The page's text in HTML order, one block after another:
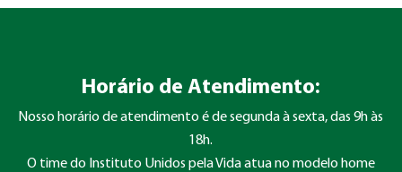
Horário de Atendimento:
Nosso horário de atendimento é de segunda à sexta, das 9h às
18h.
O time do Instituto Unidos pela Vida atua no modelo home